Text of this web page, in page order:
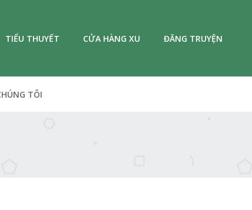
TIỂU THUYẾT CỬA HÀNG XU ĐĂNG TRUYỆN
TÔI